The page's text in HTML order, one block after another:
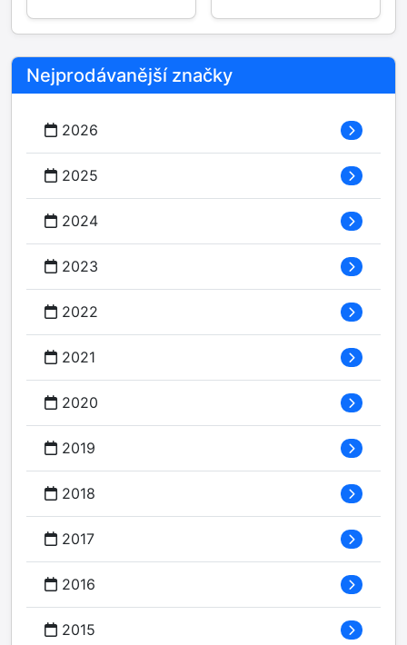
Nejprodávanější značky
2026
2025
2024
2023
2022
2021
2020
2019
2018
2017
2016
2015